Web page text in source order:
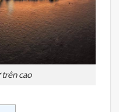
trên cao